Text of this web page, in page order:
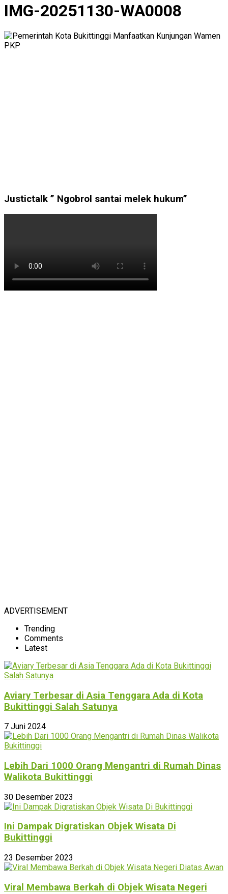
IMG-20251130-WA0008
Justictalk ” Ngobrol santai melek hukum”
ADVERTISEMENT
Trending
Comments
Latest
Aviary Terbesar di Asia Tenggara Ada di Kota
Bukittinggi Salah Satunya
7 Juni 2024
Lebih Dari 1000 Orang Mengantri di Rumah Dinas
Walikota Bukittinggi
30 Desember 2023
Ini Dampak Digratiskan Objek Wisata Di
Bukittinggi
23 Desember 2023
Viral Membawa Berkah di Objek Wisata Negeri